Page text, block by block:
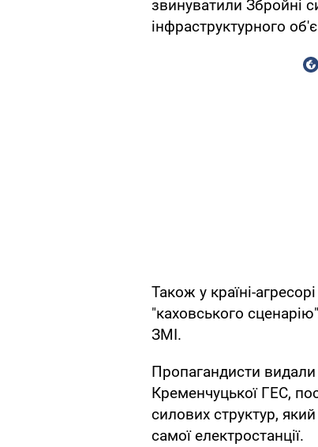
звинуватили Збройні
інфраструктурного
Також у країні-
"каховського
ЗМІ.
Пропагандисти
Кременчуцької ГЕС,
силових структур,
самої електростанції.